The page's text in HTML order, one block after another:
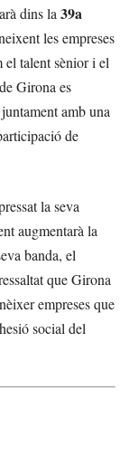
dins la 39a
les empreses
el talent sènior i el
Girona es
amb una
de
la seva
augmentarà la
banda, el
que Girona
empreses que
social del